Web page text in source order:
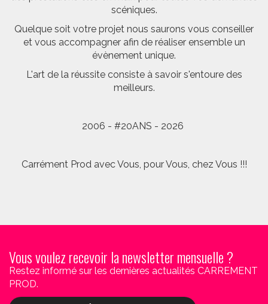
scéniques.
Quelque soit votre projet nous saurons vous conseiller
et vous accompagner afin de réaliser ensemble un
évènement unique.
L'art de la réussite consiste à savoir s'entoure des
meilleurs.
2006 - #20ANS - 2026
Carrément Prod avec Vous, pour Vous, chez Vous !!!
Vous voulez recevoir la newsletter mensuelle ?
Restez informé sur les dernières actualités CARREMENT
PROD.